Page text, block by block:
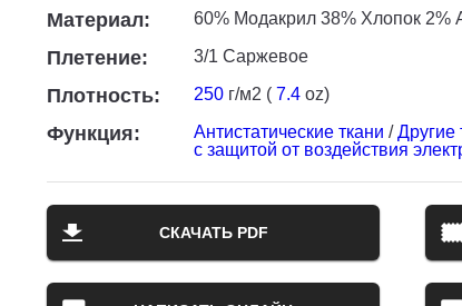
Материал: 60% Модакрил 38% Хлопок 2%
Плетение: 3/1 Саржевое
Плотность: 250 г/м2 ( 7.4 oz)
Функция: Антистатические ткани /Другие
с защитой от воздействия
СКАЧАТЬ PDF